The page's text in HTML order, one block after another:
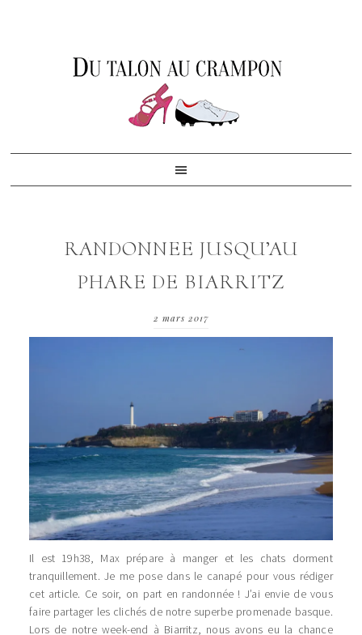
RANDONNEE JUSQU’AU
PHARE DE BIARRITZ
2 mars 2017
Il est 19h38, Max prépare à manger et les chats dorment
tranquillement. Je me pose dans le canapé pour vous rédiger
cet article. Ce soir, on part en randonnée ! J’ai envie de vous
faire partager les clichés de notre superbe promenade basque.
Lors de notre week-end à Biarritz, nous avons eu la chance